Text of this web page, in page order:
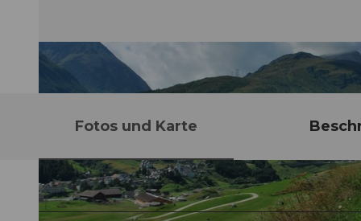
Fotos und Karte